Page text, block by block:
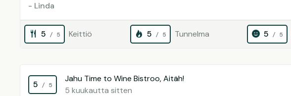
- Linda
5 / 5 Keittiö 5 / 5 Tunnelma 5 / 5
5 / 5
Jahu Time to Wine Bistroo, Aitäh!
5 kuukautta sitten